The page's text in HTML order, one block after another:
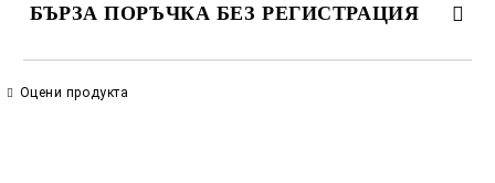
БЪРЗА ПОРЪЧКА БЕЗ РЕГИСТРАЦИЯ
Оцени продукта